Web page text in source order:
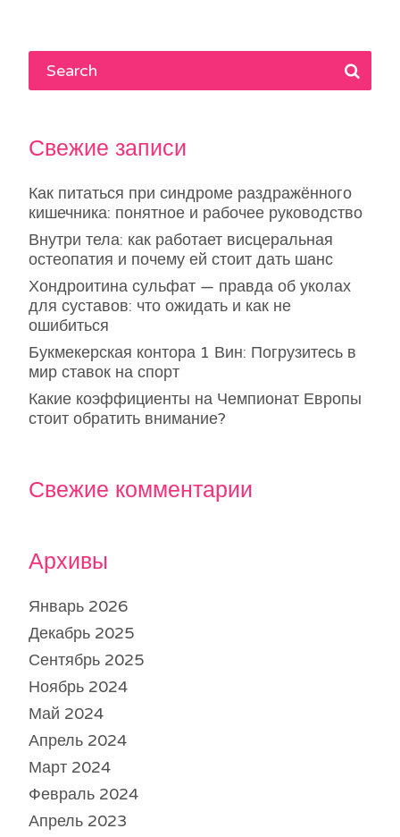
Свежие записи
Как питаться при синдроме раздражённого
кишечника: понятное и рабочее руководство
Внутри тела: как работает висцеральная
остеопатия и почему ей стоит дать шанс
Хондроитина сульфат — правда об уколах
для суставов: что ожидать и как не
ошибиться
Букмекерская контора 1 Вин: Погрузитесь в
мир ставок на спорт
Какие коэффициенты на Чемпионат Европы
стоит обратить внимание?
Свежие комментарии
Архивы
Январь 2026
Декабрь 2025
Сентябрь 2025
Ноябрь 2024
Май 2024
Апрель 2024
Март 2024
Февраль 2024
Апрель 2023